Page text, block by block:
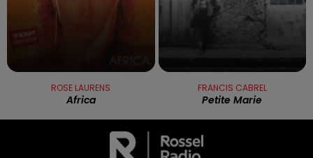
ROSE LAURENS
Africa
FRANCIS CABREL
Petite Marie